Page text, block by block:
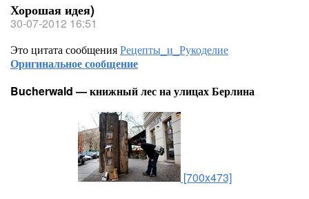
Хорошая идея)
30-07-2012 16:51
Это цитата сообщенияРецепты_и_Рукоделие
Оригинальное сообщение
Bucherwald — книжный лес на улицах Берлина
[700x473]